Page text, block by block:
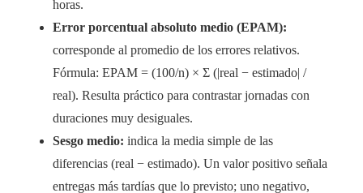
horas.
Error porcentual absoluto medio (EPAM):
corresponde al promedio de los errores relativos.
Fórmula: EPAM = (100/n) × Σ (|real − estimado| /
real). Resulta práctico para contrastar jornadas con
duraciones muy desiguales.
Sesgo medio: indica la media simple de las
diferencias (real − estimado). Un valor positivo señala
entregas más tardías que lo previsto; uno negativo,